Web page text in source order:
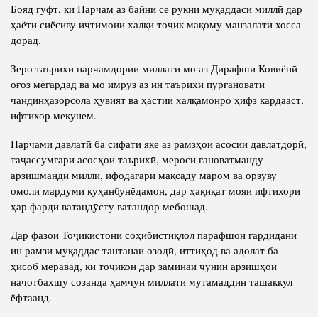
Бояд гуфт, ки Парчам аз байни се рукни муқаддаси миллӣ дар
ҳаёти сиёсиву иҷтимоии халқи тоҷик мақому манзалати хосса
дорад.
Зеро таърихи парчамдории миллати мо аз Дирафши Ковиёнӣ
оғоз мегардад ва мо имрӯз аз ин таърихи пурғановати
чандинҳазорсола ҳувият ва ҳастии халқамонро ҳифз кардааст,
ифтихор мекунем.
Парчами давлатӣ ба сифати яке аз рамзҳои асосии давлатдорӣ,
таҷассумгари асосҳои таърихӣ, мероси ғановатманду
арзишманди миллӣ, ифодагари мақсаду маром ва орзуву
омоли мардуми куҳанбунёдамон, дар ҳақиқат мояи ифтихори
ҳар фарди ватандӯсту ватандор мебошад.
Дар фазои Тоҷикистони соҳибистиқлол парафшон гардидани
ин рамзи муқаддас тантанаи озодӣ, иттиҳод ва адолат ба
ҳисоб меравад, ки тоҷикон дар заминаи чунин арзишҳои
наҷотбахшу созанда ҳамчун миллати мутамаддин ташаккул
ёфтаанд.